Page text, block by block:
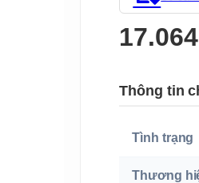
Thông tin
Tình trạng
Thương